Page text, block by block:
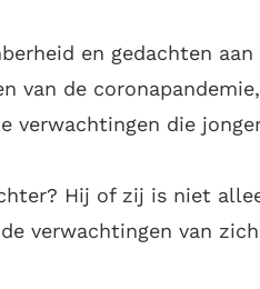
en gedachten
van de
verwachtingen die
Hij of zij is niet
verwachtingen van